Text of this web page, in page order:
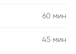
60 мин
45 мин